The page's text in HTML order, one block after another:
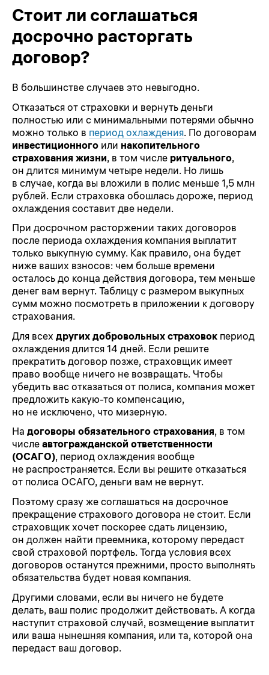
Стоит ли соглашаться
досрочно расторгать
договор?
В большинстве случаев это невыгодно.
Отказаться от страховки и вернуть деньги
полностью или с минимальными потерями обычно
можно только в период охлаждения. По договорам
инвестиционного или накопительного
страхования жизни, в том числе ритуального,
он длится минимум четыре недели. Но лишь
в случае, когда вы вложили в полис меньше 1,5 млн
рублей. Если страховка обошлась дороже, период
охлаждения составит две недели.
При досрочном расторжении таких договоров
после периода охлаждения компания выплатит
только выкупную сумму. Как правило, она будет
ниже ваших взносов: чем больше времени
осталось до конца действия договора, тем меньше
денег вам вернут. Таблицу с размером выкупных
сумм можно посмотреть в приложении к договору
страхования.
Для всех других добровольных страховок период
охлаждения длится 14 дней. Если решите
прекратить договор позже, страховщик имеет
право вообще ничего не возвращать. Чтобы
убедить вас отказаться от полиса, компания может
предложить какую-то компенсацию,
но не исключено, что мизерную.
На договоры обязательного страхования, в том
числе автогражданской ответственности
(ОСАГО), период охлаждения вообще
не распространяется. Если вы решите отказаться
от полиса ОСАГО, деньги вам не вернут.
Поэтому сразу же соглашаться на досрочное
прекращение страхового договора не стоит. Если
страховщик хочет поскорее сдать лицензию,
он должен найти преемника, которому передаст
свой страховой портфель. Тогда условия всех
договоров останутся прежними, просто выполнять
обязательства будет новая компания.
Другими словами, если вы ничего не будете
делать, ваш полис продолжит действовать. А когда
наступит страховой случай, возмещение выплатит
или ваша нынешняя компания, или та, которой она
передаст ваш договор.